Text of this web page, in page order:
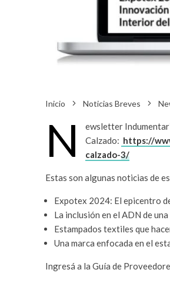
Inicio Noticias Breves
N
ewsletter
Calzado: https://
calzado-3/
Estas son algunas noticias de
Expotex 2024: El epicentro
La inclusión en el ADN de
Estampados textiles que
Una marca enfocada en el
Ingresá a la Guía de